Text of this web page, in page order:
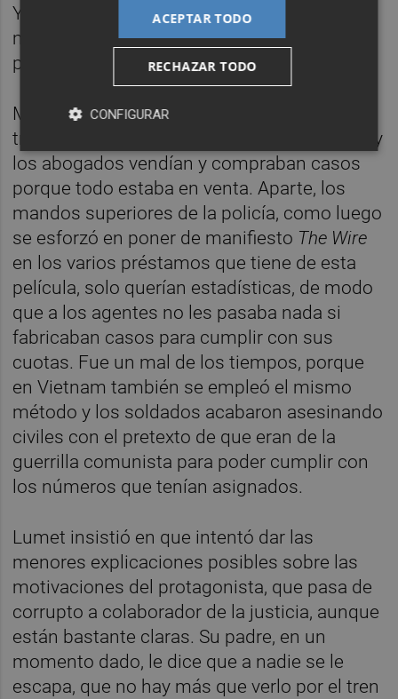
York estaba acostumbrada a tener todo a la
mitad de precio en los comercios y demás
por el hecho de ser policías.
Mientras esto sucedía, según Leuci, los
tribunales eran “bazares” donde los fiscales y
los abogados vendían y compraban casos
porque todo estaba en venta. Aparte, los
mandos superiores de la policía, como luego
se esforzó en poner de manifiesto The Wire
en los varios préstamos que tiene de esta
película, solo querían estadísticas, de modo
que a los agentes no les pasaba nada si
fabricaban casos para cumplir con sus
cuotas. Fue un mal de los tiempos, porque
en Vietnam también se empleó el mismo
método y los soldados acabaron asesinando
civiles con el pretexto de que eran de la
guerrilla comunista para poder cumplir con
los números que tenían asignados.
Lumet insistió en que intentó dar las
menores explicaciones posibles sobre las
motivaciones del protagonista, que pasa de
corrupto a colaborador de la justicia, aunque
están bastante claras. Su padre, en un
momento dado, le dice que a nadie se le
escapa, que no hay más que verlo por el tren
ACEPTAR TODO
RECHAZAR TODO
CONFIGURAR